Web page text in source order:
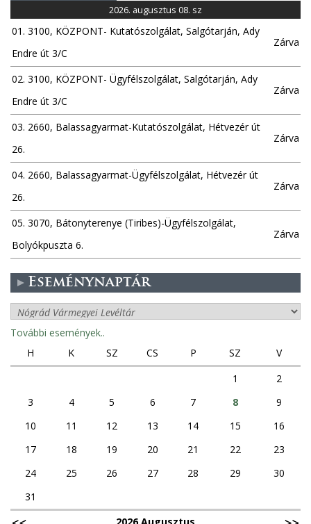
2026. augusztus 08. sz
01. 3100, KÖZPONT- Kutatószolgálat, Salgótarján, Ady
Endre út 3/C
Zárva
02. 3100, KÖZPONT- Ügyfélszolgálat, Salgótarján, Ady
Endre út 3/C
Zárva
03. 2660, Balassagyarmat-Kutatószolgálat, Hétvezér út
26.
Zárva
04. 2660, Balassagyarmat-Ügyfélszolgálat, Hétvezér út
26.
Zárva
05. 3070, Bátonyterenye (Tiribes)-Ügyfélszolgálat,
Bolyókpuszta 6.
Zárva
Eseménynaptár
További események..
H
K SZ CS P SZ
V
1
2
3
4 5 6 7 8
9
10
11 12 13 14 15
16
17
18 19 20 21 22
23
24
25 26 27 28 29
30
31